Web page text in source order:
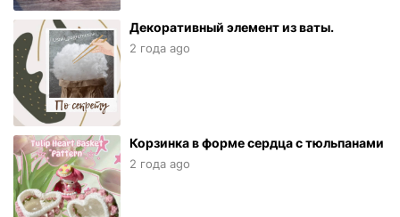
Декоративный элемент из ваты.
2 года ago
Корзинка в форме сердца с тюльпанами
2 года ago